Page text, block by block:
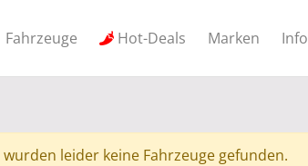
Fahrzeuge Hot-Deals Marken Info
wurden leider keine Fahrzeuge gefunden.